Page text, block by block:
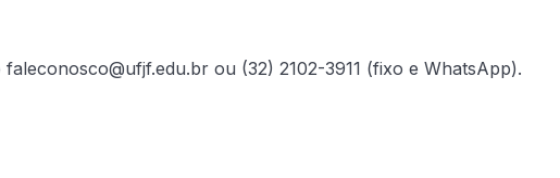
ou (32) 2102-3911 (fixo e WhatsApp).